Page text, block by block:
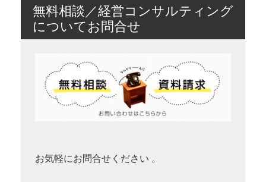
無料相談／経営コンサルティング
についてお問合せ
お気軽にお問合せください 。